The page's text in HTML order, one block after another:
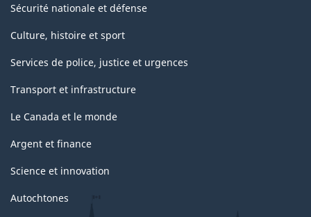
Sécurité nationale et défense
Culture, histoire et sport
Services de police, justice et urgences
Transport et infrastructure
Le Canada et le monde
Argent et finance
Science et innovation
Autochtones